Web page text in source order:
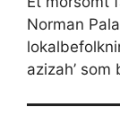
Norman
azizah’ som